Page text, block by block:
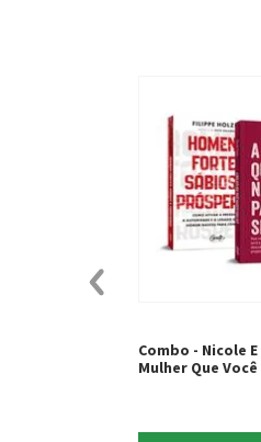
Combo - Nicole
Mulher Que
Ser + Homens